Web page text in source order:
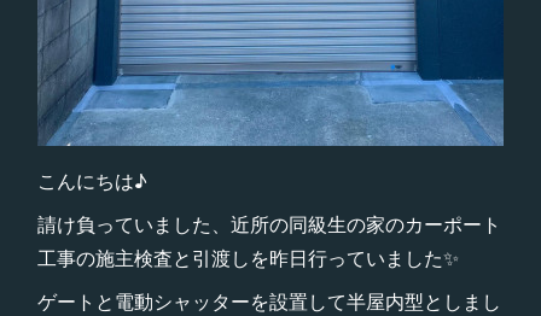
こんにちは♪
請け負っていました、近所の同級生の家のカーポート
工事の施主検査と引渡しを昨日行っていました✨
ゲートと電動シャッターを設置して半屋内型としまし